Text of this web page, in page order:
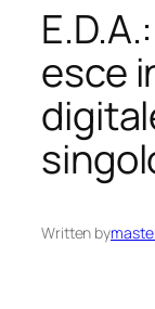
esce
Written by